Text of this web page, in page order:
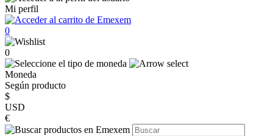
Mi perfil
0
0
Moneda
Según producto
$
USD
€